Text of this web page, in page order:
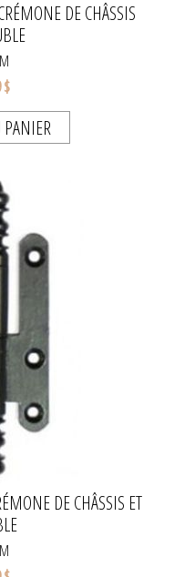
DE CHÂSSIS
$
PANIER
DE CHÂSSIS ET